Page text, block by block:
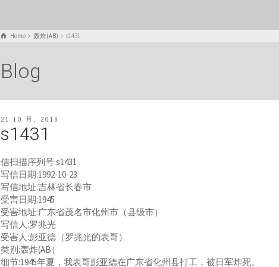
Home 轰炸(AB) s1431
Blog
21 10 月, 2018
s1431
信扫描序列号:s1431
写信日期:1992-10-23
写信地址:吉林省长春市
受害日期:1945
受害地址:广东省茂名市化州市（县级市）
写信人:罗兆光
受害人:彭亚德（罗兆光的表哥）
类别:轰炸(AB）
细节:1945年夏，我表哥彭亚德在广东省化州县打工，被日军炸死。